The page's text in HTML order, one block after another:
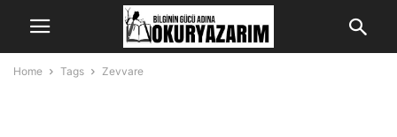
Home Tags Zevvare